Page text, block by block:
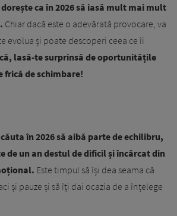
ca în 2026 să iasă mult mai mult
Chiar dacă este o adevărată provocare, va
evolua și poate descoperi ceea ce îi
lasă-te surprinsă de oportunitățile
frică de schimbare!
în 2026 să aibă parte de echilibru,
de un an destul de dificil și încărcat din
Este timpul să își dea seama că
și pauze și să îți dai ocazia de a înțelege